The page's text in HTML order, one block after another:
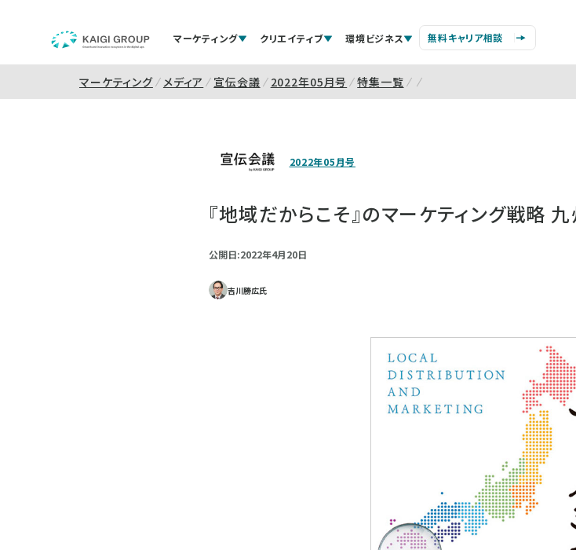
マーケティング クリエイティブ 環境ビジネス 無料キャリア相談
マーケティング メディア 宣伝会議 2022年05月号 特集一覧
2022年05月号
『地域だからこそ』のマーケティング戦略
公開日:2022年4月20日
吉川勝広氏